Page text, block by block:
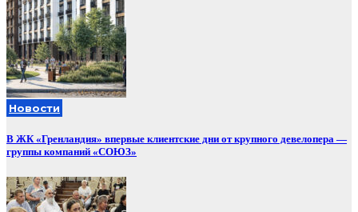
Новости
В ЖК «Гренландия» впервые клиентские дни от крупного девелопера —
группы компаний «СОЮЗ»